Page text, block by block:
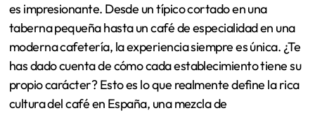
es impresionante. Desde un típico cortado en una
taberna pequeña hasta un café de especialidad en una
moderna cafetería, la experiencia siempre es única. ¿Te
has dado cuenta de cómo cada establecimiento tiene su
propio carácter? Esto es lo que realmente define la rica
cultura del café en España, una mezcla de